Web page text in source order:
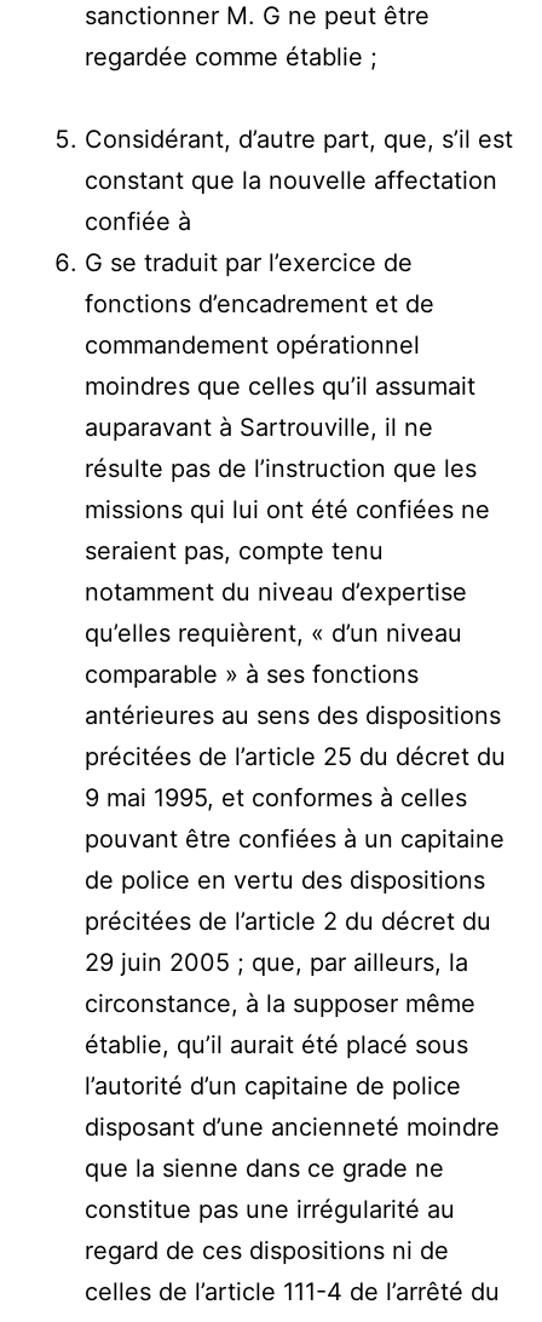
sanctionner M. G ne peut être
regardée comme établie ;
Considérant, d’autre part, que, s’il est
constant que la nouvelle affectation
confiée à
G se traduit par l’exercice de
fonctions d’encadrement et de
commandement opérationnel
moindres que celles qu’il assumait
auparavant à Sartrouville, il ne
résulte pas de l’instruction que les
missions qui lui ont été confiées ne
seraient pas, compte tenu
notamment du niveau d’expertise
qu’elles requièrent, « d’un niveau
comparable » à ses fonctions
antérieures au sens des dispositions
précitées de l’article 25 du décret du
9 mai 1995, et conformes à celles
pouvant être confiées à un capitaine
de police en vertu des dispositions
précitées de l’article 2 du décret du
29 juin 2005 ; que, par ailleurs, la
circonstance, à la supposer même
établie, qu’il aurait été placé sous
l’autorité d’un capitaine de police
disposant d’une ancienneté moindre
que la sienne dans ce grade ne
constitue pas une irrégularité au
regard de ces dispositions ni de
celles de l’article 111-4 de l’arrêté du